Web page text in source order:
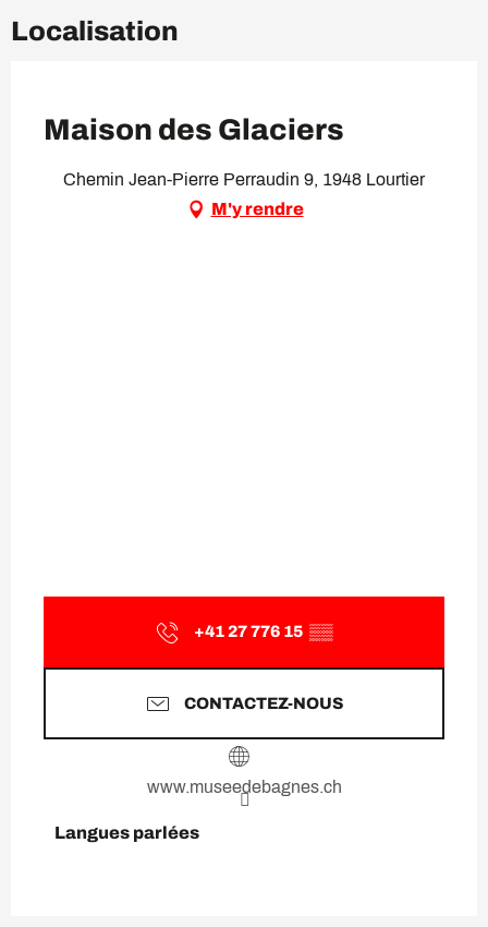
Localisation
Maison des Glaciers
Chemin Jean-Pierre Perraudin 9, 1948 Lourtier
M'y rendre
+41 27 776 15 ▒▒
CONTACTEZ-NOUS
www.museedebagnes.ch
Langues parlées
Langues parlées